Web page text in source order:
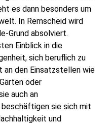
es dann besonders um
In Remscheid wird
Grund absolviert.
Einblick in die
sich beruflich zu
an den Einsatzstellen wie
oder
auch an
sie sich mit
und